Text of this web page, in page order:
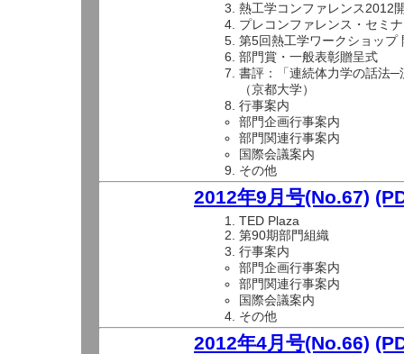
熱工学コンファレンス2012
プレコンファレンス・セミ
第5回熱工学ワークショップ
部門賞・一般表彰贈呈式
書評：「連続体力学の話法
（京都大学）
行事案内
部門企画行事案内
部門関連行事案内
国際会議案内
その他
2012年9月号(No.67)
TED Plaza
第90期部門組織
行事案内
部門企画行事案内
部門関連行事案内
国際会議案内
その他
2012年4月号(No.66)